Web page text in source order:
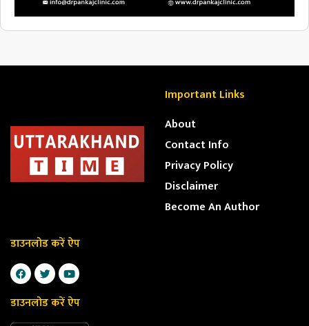
Important Links
About
Contact Info
Privacy Policy
Disclaimer
Become An Author
डाउनलोड करें ऐप
डाउनलोड करें ऐप